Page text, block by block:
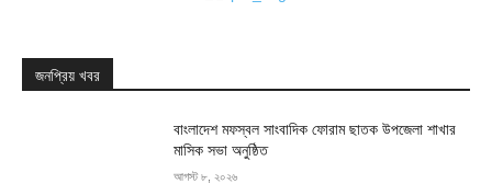
জনপ্রিয় খবর
বাংলাদেশ মফস্বল সাংবাদিক ফোরাম ছাতক উপজেলা শাখার
মাসিক সভা অনুষ্ঠিত
আগস্ট ৮, ২০২৬